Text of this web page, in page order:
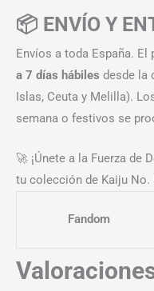
📦 ENVÍO Y
Envíos a toda España.
a 7 días hábiles desde la
Islas, Ceuta y Melilla).
semana o festivos se
🚀 ¡Únete a la Fuerza de
tu colección de Kaiju No.
Fandom